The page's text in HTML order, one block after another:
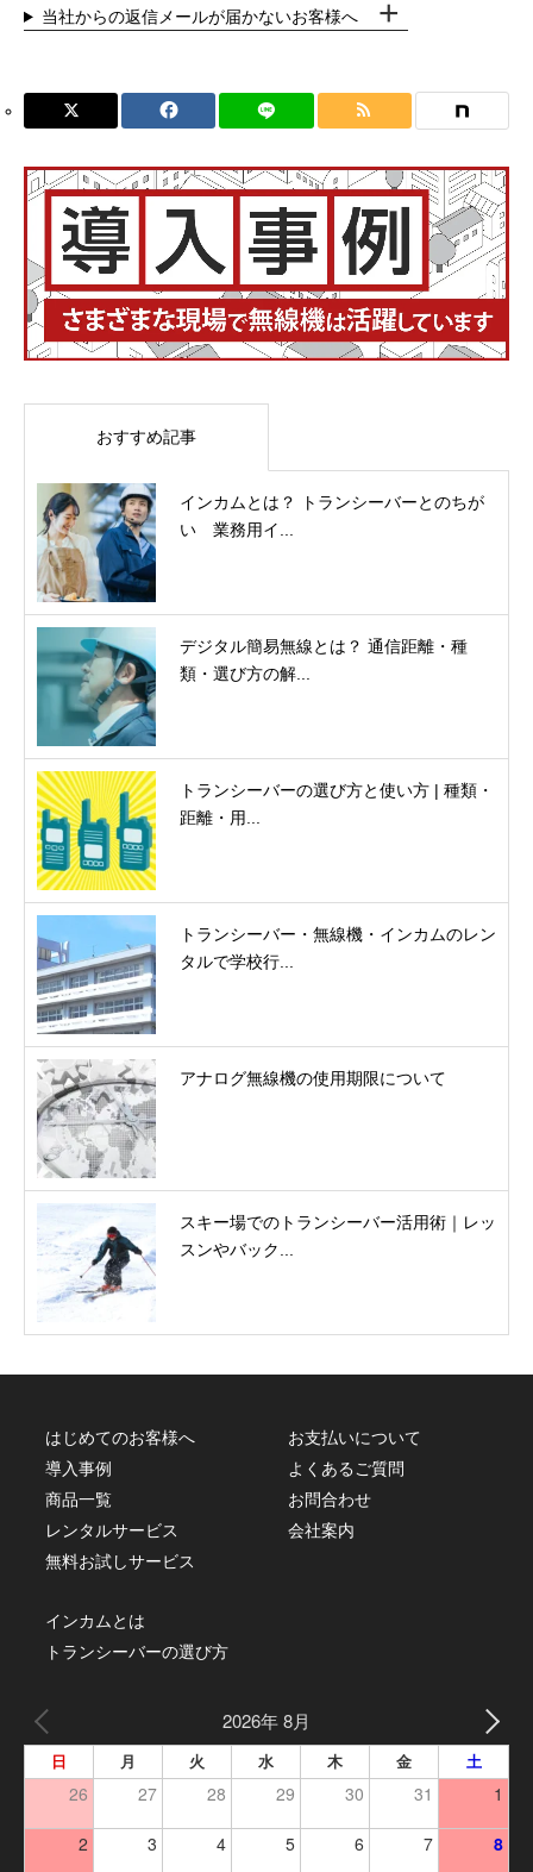
当社からの返信メールが届かないお客様へ
おすすめ記事
インカムとは？ トランシーバーとのちが
い 業務用イ...
デジタル簡易無線とは？ 通信距離・種
類・選び方の解...
トランシーバーの選び方と使い方 | 種類・
距離・用...
トランシーバー・無線機・インカムのレン
タルで学校行...
アナログ無線機の使用期限について
スキー場でのトランシーバー活用術｜レッ
スンやバック...
はじめてのお客様へ
導入事例
商品一覧
レンタルサービス
無料お試しサービス
お支払いについて
よくあるご質問
お問合わせ
会社案内
インカムとは
トランシーバーの選び方
2026年 8月
日 月 火 水 木 金 土
26 27 28 29 30 31 1
2 3 4 5 6 7 8